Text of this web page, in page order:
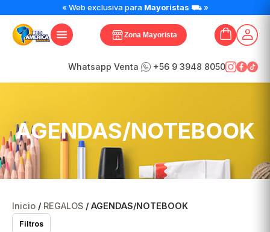
« Web exclusiva para Mayoristas ⛟ »
Zona Mayorista
Whatsapp Venta +56 9 3948 8050
AGENDAS/NOTEBOOK
Inicio / REGALOS / AGENDAS/NOTEBOOK
Filtros